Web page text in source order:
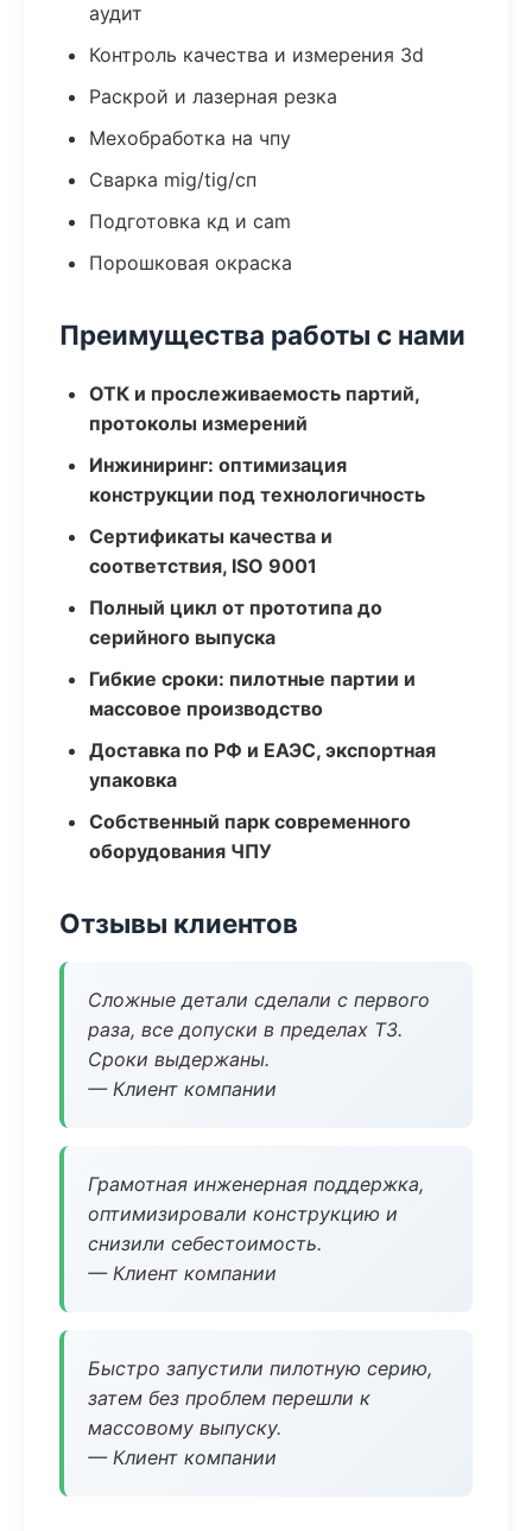
аудит
Контроль качества и измерения 3d
Раскрой и лазерная резка
Мехобработка на чпу
Сварка mig/tig/сп
Подготовка кд и cam
Порошковая окраска
Преимущества работы с нами
ОТК и прослеживаемость партий,
протоколы измерений
Инжиниринг: оптимизация
конструкции под технологичность
Сертификаты качества и
соответствия, ISO 9001
Полный цикл от прототипа до
серийного выпуска
Гибкие сроки: пилотные партии и
массовое производство
Доставка по РФ и ЕАЭС, экспортная
упаковка
Собственный парк современного
оборудования ЧПУ
Отзывы клиентов
Сложные детали сделали с первого
раза, все допуски в пределах ТЗ.
Сроки выдержаны.
— Клиент компании
Грамотная инженерная поддержка,
оптимизировали конструкцию и
снизили себестоимость.
— Клиент компании
Быстро запустили пилотную серию,
затем без проблем перешли к
массовому выпуску.
— Клиент компании